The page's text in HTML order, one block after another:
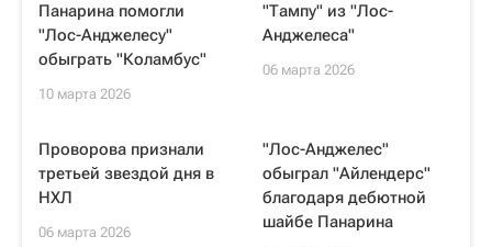
Панарина помогли
"Лос-Анджелесу"
обыграть "Коламбус"
10 марта 2026
"Тампу" из "Лос-
Анджелеса"
06 марта 2026
Проворова признали
третьей звездой дня в
НХЛ
06 марта 2026
"Лос-Анджелес"
обыграл "Айлендерс"
благодаря дебютной
шайбе Панарина